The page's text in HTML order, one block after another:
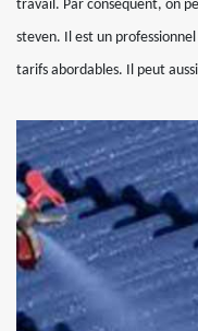
travail. Par conséquent, on
steven. Il est un
tarifs abordables. Il peut